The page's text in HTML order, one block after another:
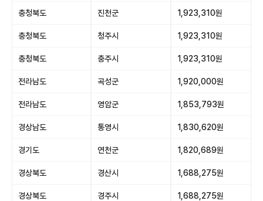
충청북도 진천군 1,923,310원
충청북도 청주시 1,923,310원
충청북도 충주시 1,923,310원
전라남도 곡성군 1,920,000원
전라남도 영암군 1,853,793원
경상남도 통영시 1,830,620원
경기도 연천군 1,820,689원
경상북도 경산시 1,688,275원
경상북도 경주시 1,688,275원